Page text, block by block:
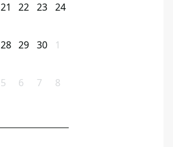
21 22 23 24
28 29 30 1
5 6 7 8